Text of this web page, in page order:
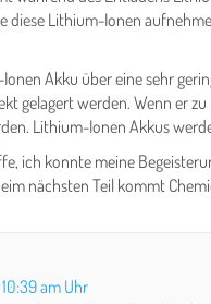
diese Lithium-Ionen
Akku über eine sehr
gelagert werden. Wenn er
Lithium-Ionen Akkus
ich konnte meine
nächsten Teil kommt
am Uhr